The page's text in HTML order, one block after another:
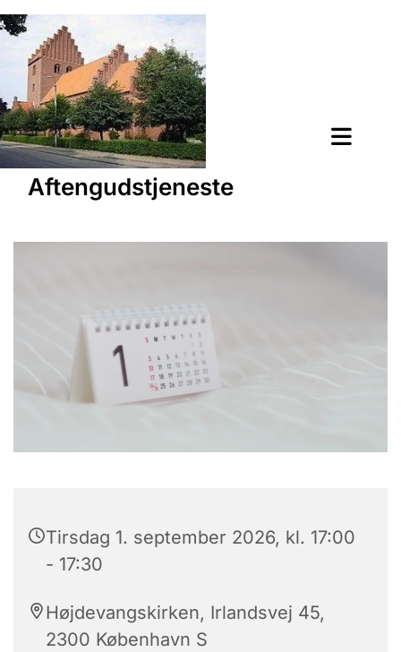
Aftengudstjeneste
Tirsdag 1. september 2026, kl. 17:00
- 17:30
Højdevangskirken, Irlandsvej 45,
2300 København S